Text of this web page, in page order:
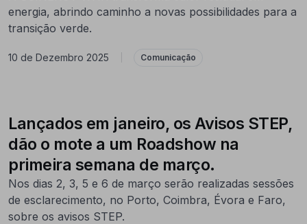
energia, abrindo caminho a novas possibilidades para a
transição verde.
10 de Dezembro 2025 Comunicação
Lançados em janeiro, os Avisos STEP,
dão o mote a um Roadshow na
primeira semana de março.
Nos dias 2, 3, 5 e 6 de março serão realizadas sessões
de esclarecimento, no Porto, Coimbra, Évora e Faro,
sobre os avisos STEP.